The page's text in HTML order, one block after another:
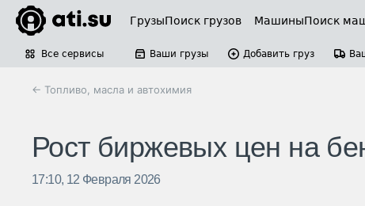
ГрузыПоиск грузов МашиныПоиск
Все сервисы Ваши грузы Добавить груз
← Топливо, масла и автохимия
Рост биржевых цен на
17:10, 12 Февраля 2026